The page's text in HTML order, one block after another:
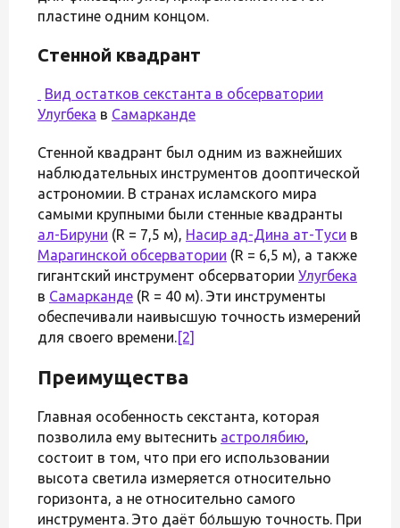
пластине одним концом.
Стенной квадрант
Вид остатков секстанта в обсерватории
Улугбека в Самарканде
Стенной квадрант был одним из важнейших
наблюдательных инструментов дооптической
астрономии. В странах исламского мира
самыми крупными были стенные квадранты
ал-Бируни (R = 7,5 м), Насир ад-Дина ат-Туси в
Марагинской обсерватории (R = 6,5 м), а также
гигантский инструмент обсерватории Улугбека
в Самарканде (R = 40 м). Эти инструменты
обеспечивали наивысшую точность измерений
для своего времени.[2]
Преимущества
Главная особенность секстанта, которая
позволила ему вытеснить астролябию,
состоит в том, что при его использовании
высота светила измеряется относительно
горизонта, а не относительно самого
инструмента. Это даёт бо́льшую точность. При